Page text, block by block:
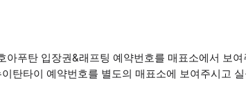
아푸탄 입장권&래프팅 예약번호를 매표소에서 보
탄타이 예약번호를 별도의 매표소에 보여주시고